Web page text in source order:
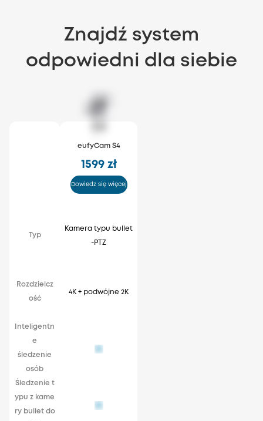
Znajdź system
odpowiedni dla siebie
Typ
Rozdzielcz
ość
Inteligentn
e
śledzenie
osób
Śledzenie t
ypu z kame
ry bullet do
eufyCam S4
1599 zł
Dowiedz się więcej
Kamera typu bullet
-PTZ
4K + podwójne 2K